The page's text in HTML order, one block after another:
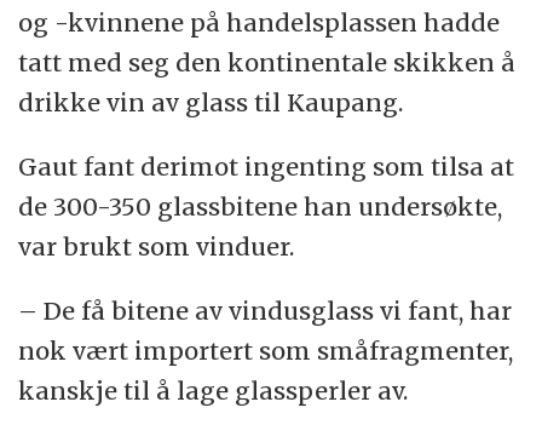
og -kvinnene på handelsplassen hadde
tatt med seg den kontinentale skikken å
drikke vin av glass til Kaupang.
Gaut fant derimot ingenting som tilsa at
de 300-350 glassbitene han undersøkte,
var brukt som vinduer.
– De få bitene av vindusglass vi fant, har
nok vært importert som småfragmenter,
kanskje til å lage glassperler av.